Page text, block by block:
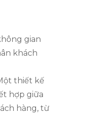
gian
khách
thiết kế
hợp giữa
hàng, từ